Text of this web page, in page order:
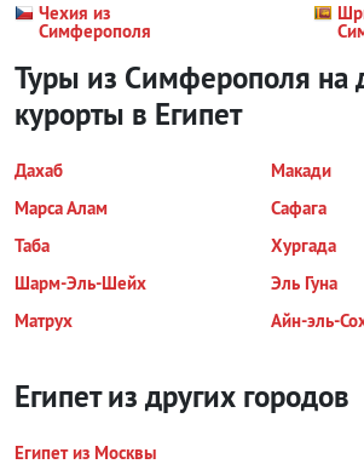
Чехия из
Симферополя
Туры из Симферополя на
курорты в Египет
Дахаб
Макади
Марса Алам
Сафага
Таба
Хургада
Шарм-Эль-Шейх
Эль Гуна
Матрух
Айн-эль-
Египет из других городов
Египет из Москвы